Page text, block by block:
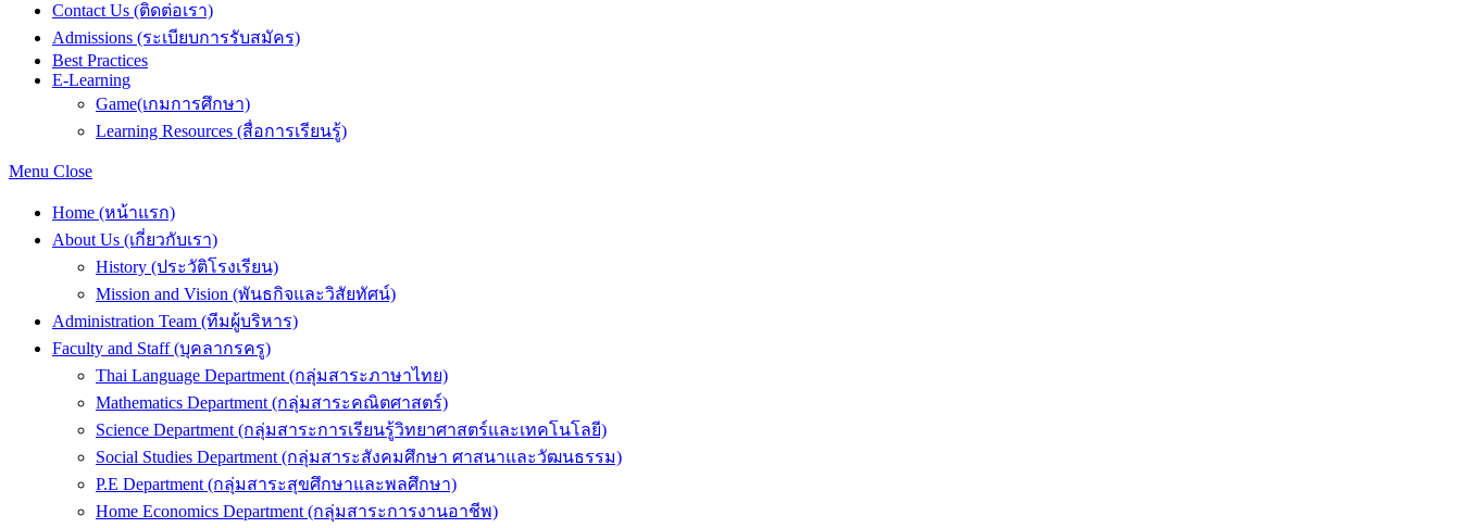
Contact Us (ติดต่อเรา)
Admissions (ระเบียบการรับสมัคร)
Best Practices
E-Learning
Game(เกมการศึกษา)
Learning Resources (สื่อการเรียนรู้)
Menu Close
Home (หน้าแรก)
About Us (เกี่ยวกับเรา)
History (ประวัติโรงเรียน)
Mission and Vision (พันธกิจและวิสัยทัศน์)
Administration Team (ทีมผู้บริหาร)
Faculty and Staff (บุคลากรครู)
Thai Language Department (กลุ่มสาระภาษาไทย)
Mathematics Department (กลุ่มสาระคณิตศาสตร์)
Science Department (กลุ่มสาระการเรียนรู้วิทยาศาสตร์และเทคโนโลยี)
Social Studies Department (กลุ่มสาระสังคมศึกษา ศาสนาและวัฒนธรรม)
P.E Department (กลุ่มสาระสุขศึกษาและพลศึกษา)
Home Economics Department (กลุ่มสาระการงานอาชีพ)